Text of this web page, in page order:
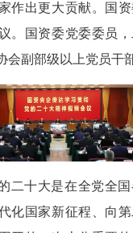
作出更大贡献。国
。国资委党委委员
会副部级以上党员干
二十大是在全党全
化国家新征程、向